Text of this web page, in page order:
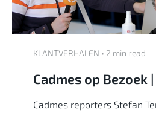
KLANTVERHALEN • 2 min read
Cadmes op Bezoek
Cadmes reporters Stefan